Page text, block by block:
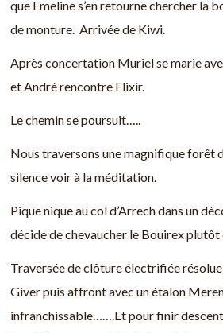
que Emeline s’en retourne chercher la
de monture. Arrivée de Kiwi.
Après concertation Muriel se marie
et André rencontre Elixir.
Le chemin se poursuit…..
Nous traversons une magnifique forêt
silence voir à la méditation.
Pique nique au col d’Arrech dans un
décide de chevaucher le Bouirex plutôt
Traversée de clôture électrifiée
Giver puis affront avec un étalon
infranchissable…….Et pour finir